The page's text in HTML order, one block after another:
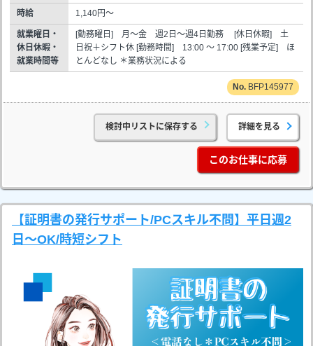
時給 1,140円～
就業曜日・
休日休暇・
就業時間等
[勤務曜日] 月～金 週2日～週4日勤務 [休日休暇] 土
日祝＋シフト休 [勤務時間] 13:00 ～ 17:00 [残業予定] ほ
とんどなし ＊業務状況による
BFP145977
検討中リストに保存する 詳細を見る
このお仕事に応募
【証明書の発行サポート/PCスキル不問】平日週2
日～OK/時短シフト